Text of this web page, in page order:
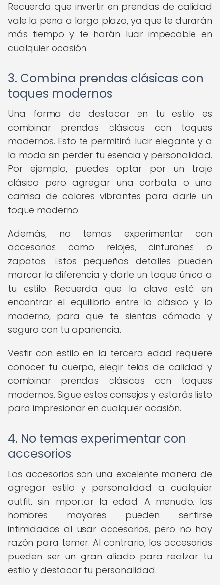
Recuerda que invertir en prendas de calidad
vale la pena a largo plazo, ya que te durarán
más tiempo y te harán lucir impecable en
cualquier ocasión.
3. Combina prendas clásicas con
toques modernos
Una forma de destacar en tu estilo es
combinar prendas clásicas con toques
modernos. Esto te permitirá lucir elegante y a
la moda sin perder tu esencia y personalidad.
Por ejemplo, puedes optar por un traje
clásico pero agregar una corbata o una
camisa de colores vibrantes para darle un
toque moderno.
Además, no temas experimentar con
accesorios como relojes, cinturones o
zapatos. Estos pequeños detalles pueden
marcar la diferencia y darle un toque único a
tu estilo. Recuerda que la clave está en
encontrar el equilibrio entre lo clásico y lo
moderno, para que te sientas cómodo y
seguro con tu apariencia.
Vestir con estilo en la tercera edad requiere
conocer tu cuerpo, elegir telas de calidad y
combinar prendas clásicas con toques
modernos. Sigue estos consejos y estarás listo
para impresionar en cualquier ocasión.
4. No temas experimentar con
accesorios
Los accesorios son una excelente manera de
agregar estilo y personalidad a cualquier
outfit, sin importar la edad. A menudo, los
hombres mayores pueden sentirse
intimidados al usar accesorios, pero no hay
razón para temer. Al contrario, los accesorios
pueden ser un gran aliado para realzar tu
estilo y destacar tu personalidad.